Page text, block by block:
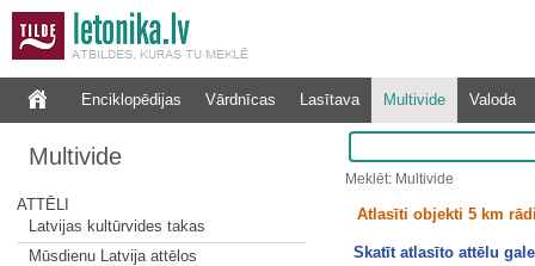
Enciklopēdijas Vārdnīcas Lasītava Multivide Valoda
Multivide
ATTĒLI
Latvijas kultūrvides takas
Mūsdienu Latvija attēlos
Meklēt: Multivide
Atlasīti objekti 5 km
Skatīt atlasīto attēlu